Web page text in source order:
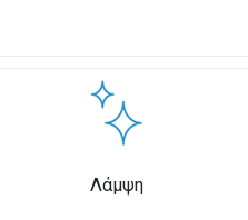
Λάμψη